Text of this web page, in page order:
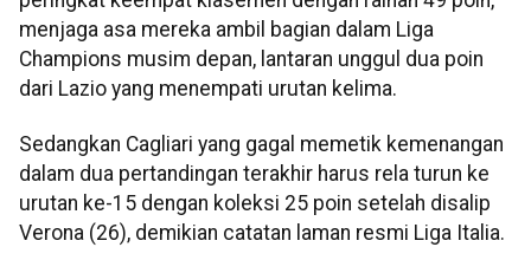
menjaga asa mereka ambil bagian dalam Liga
Champions musim depan, lantaran unggul dua poin
dari Lazio yang menempati urutan kelima.
Sedangkan Cagliari yang gagal memetik kemenangan
dalam dua pertandingan terakhir harus rela turun ke
urutan ke-15 dengan koleksi 25 poin setelah disalip
Verona (26), demikian catatan laman resmi Liga Italia.